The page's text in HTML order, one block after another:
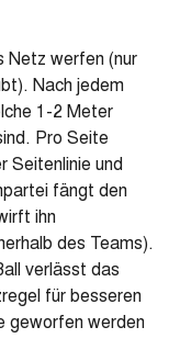
Netz werfen (nur
Nach jedem
1-2 Meter
Pro Seite
Seitenlinie und
fängt den
ihn
des Teams).
verlässt das
für besseren
geworfen werden